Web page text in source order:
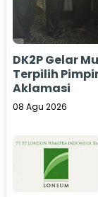
DK2P Gelar
Terpilih
Aklamasi
08 Agu 2026